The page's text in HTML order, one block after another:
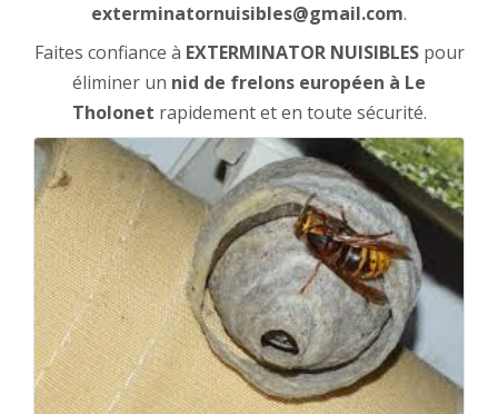
exterminatornuisibles@gmail.com.
Faites confiance à EXTERMINATOR NUISIBLESpour
éliminer un nid de frelons européen à Le
Tholonet rapidement et en toute sécurité.